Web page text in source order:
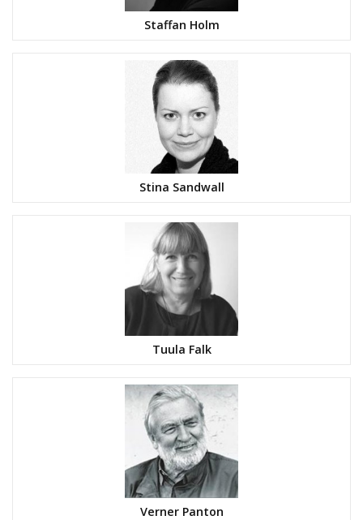
Staffan Holm
Stina Sandwall
Tuula Falk
Verner Panton